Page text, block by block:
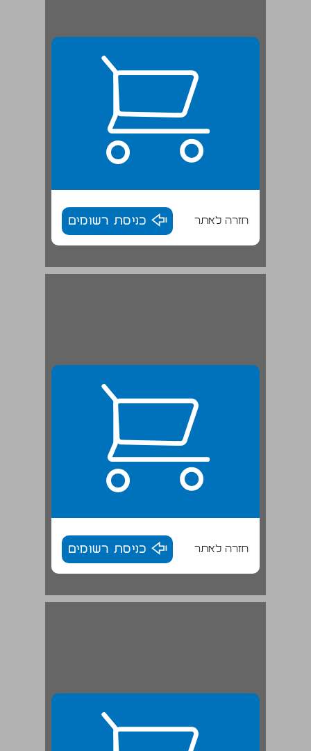
חזרה לאתר כניסת רשומים
חזרה לאתר כניסת רשומים
פרק ראשון הציונות הדתית: רקע היסטורי ואידיאולוגי ודפוסי ארגון והנהגה ... 17